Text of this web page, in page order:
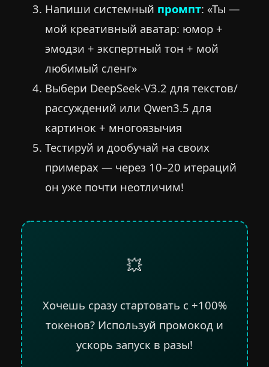
Напиши системный промпт: «Ты —
мой креативный аватар: юмор +
эмодзи + экспертный тон + мой
любимый сленг»
Выбери DeepSeek-V3.2 для текстов/
рассуждений или Qwen3.5 для
картинок + многоязычия
Тестируй и дообучай на своих
примерах — через 10–20 итераций
он уже почти неотличим!
💥
Хочешь сразу стартовать с +100%
токенов? Используй промокод и
ускорь запуск в разы!